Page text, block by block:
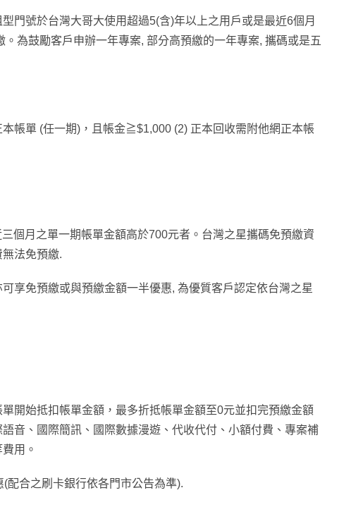
門號於台灣大哥大使用超過5(含)年以上之用戶或是最近6個月
。 為鼓勵客戶申辦一年專案, 部分高預繳的一年專案, 攜碼或是五
帳單 (任一期)，且帳金≧$1,000 (2) 正本回收需附他網正本帳
個月之單一期帳單金額高於700元者。台灣之星攜碼免預繳資
法免預繳.
享免預繳或與預繳金額一半優惠, 為優質客戶認定依台灣之星
開始抵扣帳單金額，最多折抵帳單金額至0元並扣完預繳金額
音、國際簡訊、國際數據漫遊、代收代付、小額付費、專案補
用。
配合之刷卡銀行依各門市公告為準).